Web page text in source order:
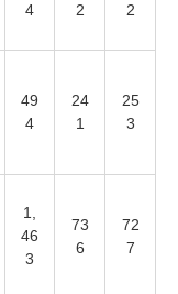
4 2 2
49
4
24
1
25
3
1,
46
3
73
6
72
7